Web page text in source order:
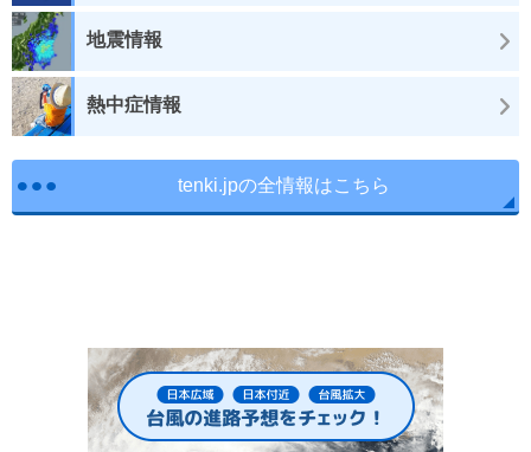
地震情報
熱中症情報
tenki.jpの全情報はこちら